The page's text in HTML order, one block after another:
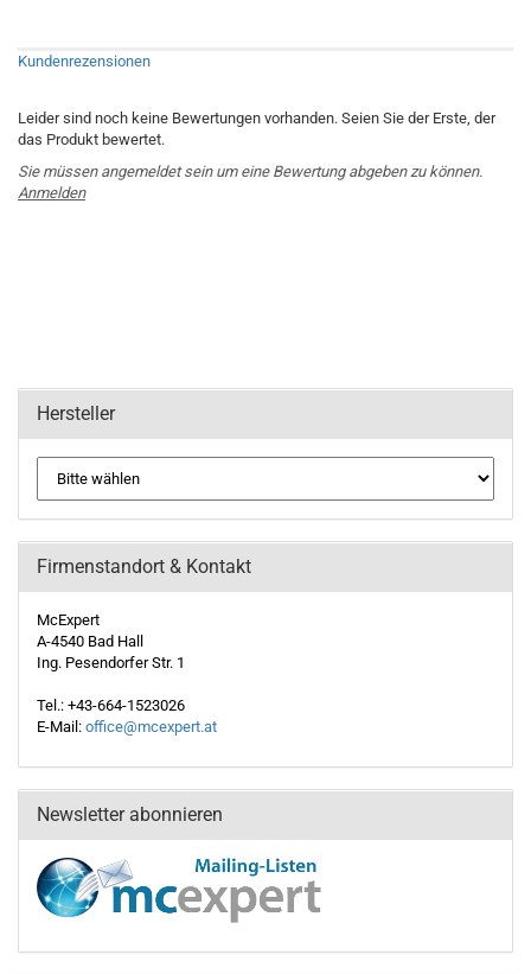
Kundenrezensionen
Leider sind noch keine Bewertungen vorhanden. Seien Sie der Erste, der
das Produkt bewertet.
Sie müssen angemeldet sein um eine Bewertung abgeben zu können.
Anmelden
Hersteller
Firmenstandort & Kontakt
McExpert
A-4540 Bad Hall
Ing. Pesendorfer Str. 1
Tel.: +43-664-1523026
E-Mail: office@mcexpert.at
Newsletter abonnieren